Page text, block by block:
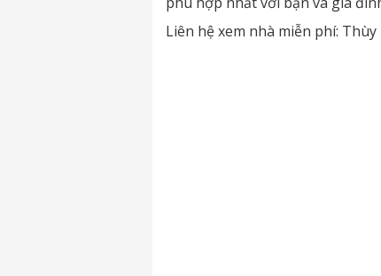
Liên hệ xem nhà miễn phí: